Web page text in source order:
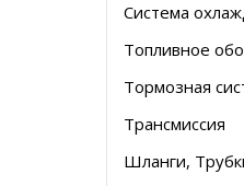
Система
Топливное
Тормозная
Трансмиссия
Шланги,